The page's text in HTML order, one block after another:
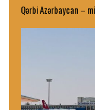
Qərbi Azərbaycan –